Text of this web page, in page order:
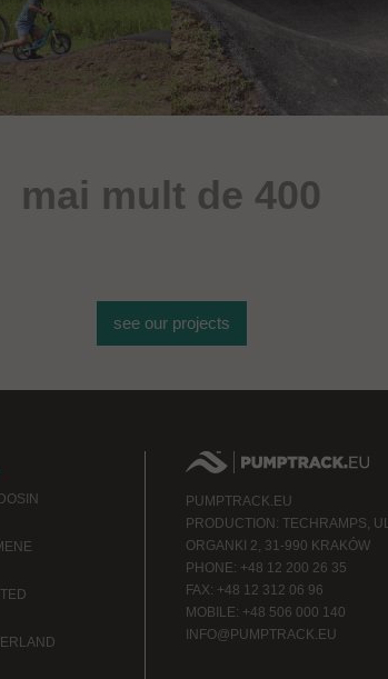
mai mult de 400
see our projects
PUMPTRACK.EU
PRODUCTION: TECHRAMPS, UL.
ORGANKI 2, 31-990 KRAKÓW
PHONE: +48 12 200 26 35
FAX: +48 12 312 06 96
MOBILE: +48 506 000 140
INFO@PUMPTRACK.EU